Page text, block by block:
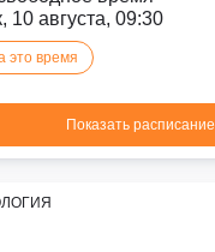
10 августа, 09:30
это время
Показать расписание